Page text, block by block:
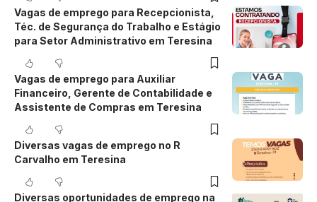
Vagas de emprego para Recepcionista,
Téc. de Segurança do Trabalho e Estágio
para Setor Administrativo em Teresina
Vagas de emprego para Auxiliar
Financeiro, Gerente de Contabilidade e
Assistente de Compras em Teresina
Diversas vagas de emprego no R
Carvalho em Teresina
Diversas oportunidades de emprego na